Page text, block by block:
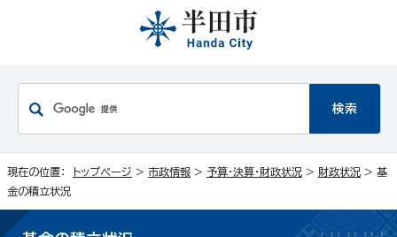
現在の位置： トップページ > 市政情報 > 予算・決算・財政状況 > 財政状況 > 基
金の積立状況